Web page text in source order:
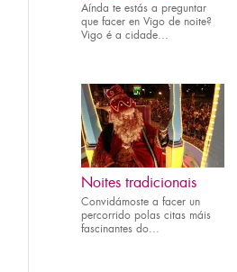
Aínda te estás a preguntar
que facer en Vigo de noite?
Vigo é a cidade...
Noites tradicionais
Convidámoste a facer un
percorrido polas citas máis
fascinantes do...